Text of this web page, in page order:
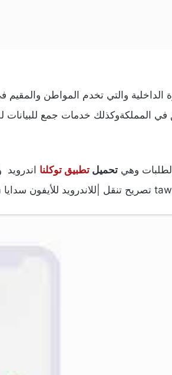
والتي تخدم المواطن والمقيم
وهي تحميل تطبيق توكلنا